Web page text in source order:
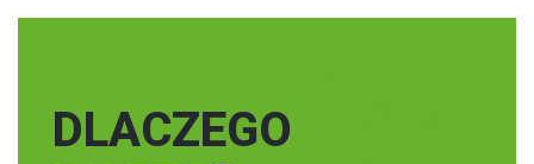
DLACZEGO